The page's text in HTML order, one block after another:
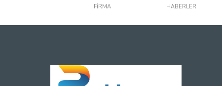
FİRMA HABERLER